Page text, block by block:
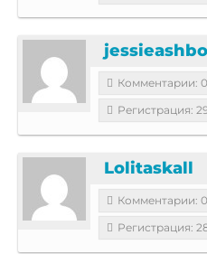
Комментарии: 0
Регистрация:
Lolitaskall
Комментарии: 0
Регистрация: